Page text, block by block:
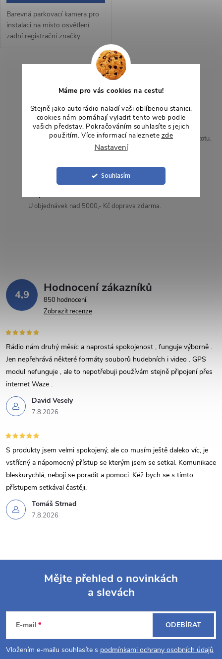
Máme pro vás cookies na cestu!
Stejně jako autorádio naladí vaši oblíbenou stanici,
cookies nám pomáhají vyladit tento web podle
vašich představ. Pokračováním souhlasíte s jejich
použitím. Více informací naleznete zde
Nastavení
Souhlasím
Barevná parkovací kamera pro
instalaci na místo osvětlení
zadní registrační značky.
umístění patice se žárovkou z
v
k
v
ý
p
i
s
u
Česká podpora
Přehledné instrukce v češtině pro snadnou instalaci.
2letá záruka
Garance kvality a dlouhodobá ochrana pro vaše pohodlí a jistotu.
Ihned k dispozici pro rychlé odeslání, bez čekání.
U objednávek nad 5000,- Kč doprava zdarma.
4,9 Hodnocení zákazníků
850 hodnocení
Zobrazit recenze
David Vesely
7.8.2026
Rádio nám druhý měsíc a naprostá spokojenost , funguje výborně .
Jen nepřehrává některé formáty souborů hudebních i video . GPS
modul nefunguje , ale to nepotřebuji používám stejně připojení přes
internet Waze .
Tomáš Strnad
7.8.2026
S produkty jsem velmi spokojený, ale co musím ještě daleko víc, je
vstřícný a nápomocný přístup se kterým jsem se setkal. Komunikace
bleskurychlá, nebojí se poradit a pomoci. Kéž bych se s tímto
přístupem setkával častěji.
p
Mějte přehled o novinkách
a slevách
E-mail
Vložením e-mailu souhlasíte s podmínkami ochrany osobních údajů
ODEBÍRAT